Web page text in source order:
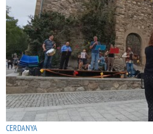
CERDANYA